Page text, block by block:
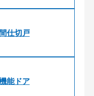
仕切戸
能ドア